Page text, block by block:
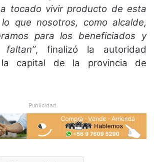
tocado vivir producto de esta
que nosotros, como alcalde,
para los beneficiados y
, finalizó la autoridad
capital de la provincia de
Publicidad